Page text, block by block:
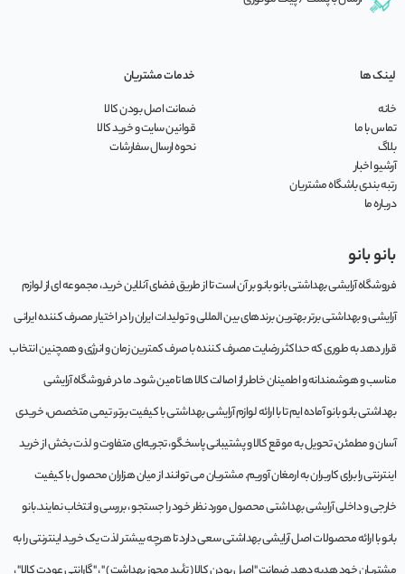
لینک ها
خانه
تماس با ما
بلاگ
آرشیو اخبار
رتبه بندی باشگاه مشتریان
درباره ما
خدمات مشتریان
ضمانت اصل بودن کالا
قوانین سایت و خرید کالا
نحوه ارسال سفارشات
بانو بانو
فروشگاه آرایشی بهداشتی بانو بانو بر آن است تا از طریق فضای آنلاین خرید، مجموعه‌ ای از لوازم
آرایشی و بهداشتی برتر بهترین برندهای بین المللی و تولیدات ایران را در اختیار مصرف کننده ایرانی
قرار دهد به طوری که حداکثر رضایت مصرف کننده با صرف کمترین زمان و انرژی و همچنین انتخاب
مناسب و هوشمندانه و اطمینان خاطر از اصالت کالا ها تامین شود. ما در فروشگاه آرایشی
بهداشتی بانو بانو آماده ایم تا با ارائه لوازم آرایشی بهداشتی با کیفیت برتر، تیمی متخصص، خریدی
آسان و مطمئن، تحویل به موقع کالا و پشتیبانی پاسخگو، تجربه‌ای متفاوت و لذت بخش از خرید
اینترنتی را برای کاربران به ارمغان آوریم. مشتريان می توانند از ميان هزاران محصول با کيفيت
خارجی و داخلی آرایشی بهداشتی محصول مورد نظر خود را جستجو ، بررسی و انتخاب نمايند.بانو
بانو با ارائه محصولات اصل آرایشی بهداشتی سعی دارد تا هرچه بیشتر لذت یک خرید اینترنتی را به